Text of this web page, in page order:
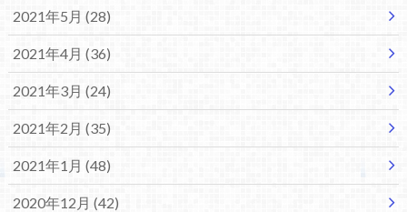
2021年5月 (28)
2021年4月 (36)
2021年3月 (24)
2021年2月 (35)
2021年1月 (48)
2020年12月 (42)